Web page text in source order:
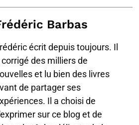
Barbas
écrit depuis toujours. Il
corrigé des milliers de
et lu bien des livres
de partager ses
Il a choisi de
sur ce blog et de